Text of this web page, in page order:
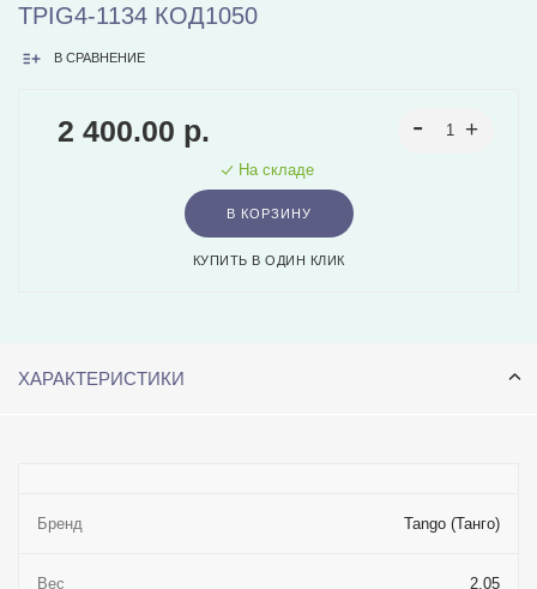
TPIG4-1134 КОД1050
В СРАВНЕНИЕ
2 400.00 р.
На складе
В КОРЗИНУ
КУПИТЬ В ОДИН КЛИК
ХАРАКТЕРИСТИКИ
Бренд Tango (Танго)
Вес 2.05